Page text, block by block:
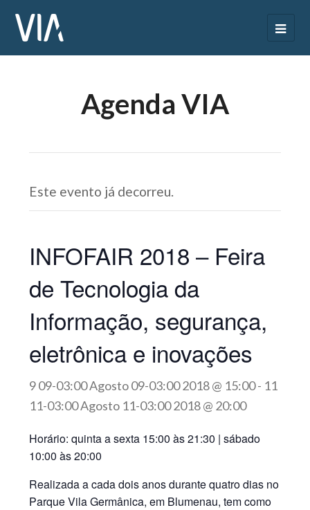
Agenda VIA
Este evento já decorreu.
INFOFAIR 2018 – Feira
de Tecnologia da
Informação, segurança,
eletrônica e inovações
9 09-03:00 Agosto 09-03:00 2018 @ 15:00- 11
11-03:00 Agosto 11-03:00 2018 @ 20:00
Horário: quinta a sexta 15:00 às 21:30 | sábado
10:00 às 20:00
Realizada a cada dois anos durante quatro dias no
Parque Vila Germânica, em Blumenau, tem como